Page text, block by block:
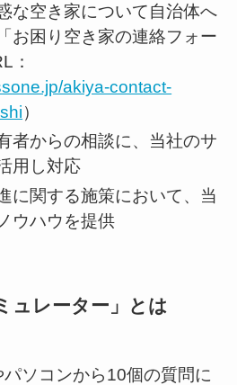
な空き家について自治体へ
お困り空き家の連絡フォー
：
akiya-contact-
）
者からの相談に、当社のサ
用し対応
に関する施策において、当
ウハウを提供
ュレーター」とは
ソコンから10個の質問に